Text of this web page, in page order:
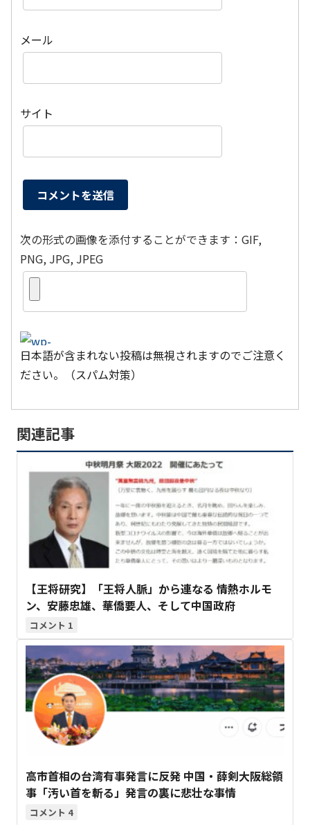
メール
サイト
次の形式の画像を添付することができます：GIF,
PNG, JPG, JPEG
日本語が含まれない投稿は無視されますのでご注意く
ださい。（スパム対策）
関連記事
【王将研究】「王将人脈」から連なる 情熱ホルモ
ン、安藤忠雄、華僑要人、そして中国政府
1
高市首相の台湾有事発言に反発 中国・薛剣大阪総領
事「汚い首を斬る」発言の裏に悲壮な事情
4